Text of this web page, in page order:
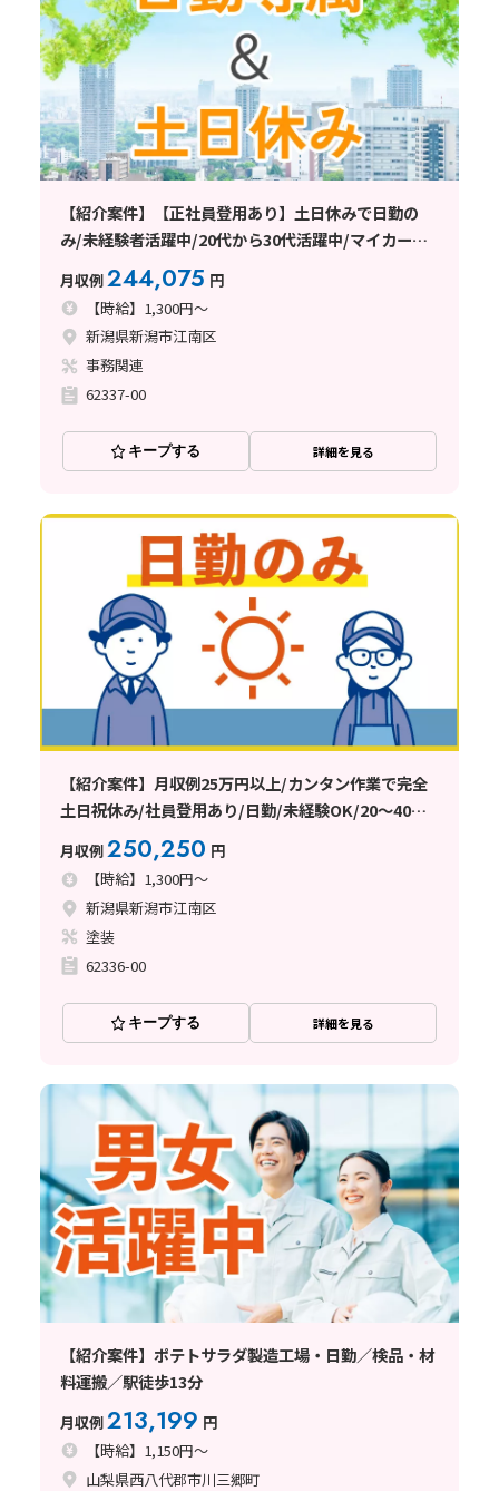
【紹介案件】【正社員登用あり】土日休みで日勤の
み/未経験者活躍中/20代から30代活躍中/マイカー通
勤OK/交通費支給あり/日払い・週払い制度あり
月収例244,075 円
【時給】1,300円～
新潟県新潟市江南区
事務関連
62337-00
キープする 詳細を見る
【紹介案件】月収例25万円以上/カンタン作業で完全
土日祝休み/社員登用あり/日勤/未経験OK/20～40代
の活躍中/日払い・週払い制度あり
月収例250,250 円
【時給】1,300円～
新潟県新潟市江南区
塗装
62336-00
キープする 詳細を見る
【紹介案件】ポテトサラダ製造工場・日勤／検品・材
料運搬／駅徒歩13分
月収例213,199 円
【時給】1,150円～
山梨県西八代郡市川三郷町